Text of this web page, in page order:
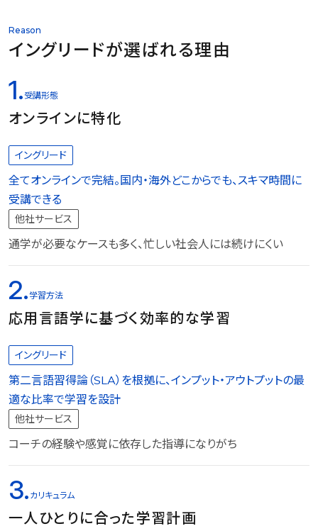
Reason
イングリードが選ばれる理由
1. 受講形態
オンラインに特化
イングリード
全てオンラインで完結。国内・海外どこからでも、スキマ時間に
受講できる
他社サービス
通学が必要なケースも多く、忙しい社会人には続けにくい
2. 学習方法
応用言語学に基づく効率的な学習
イングリード
第二言語習得論（SLA）を根拠に、インプット・アウトプットの最
適な比率で学習を設計
他社サービス
コーチの経験や感覚に依存した指導になりがち
3. カリキュラム
一人ひとりに合った学習計画